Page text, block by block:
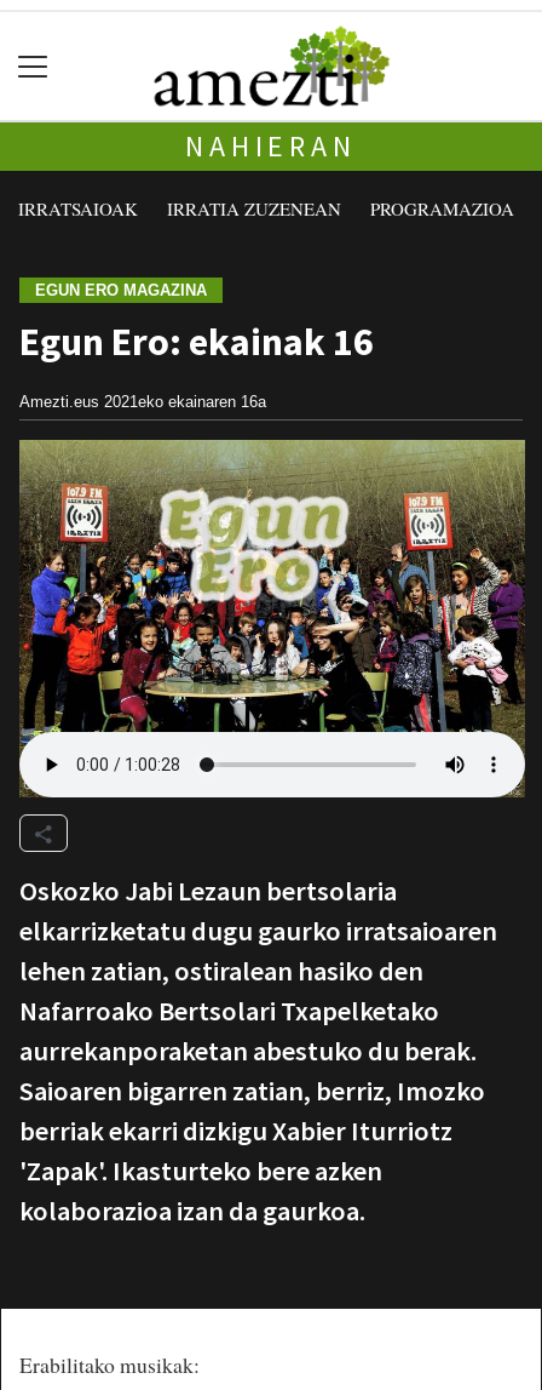
NAHIERAN
IRRATSAIOAK IRRATIA ZUZENEAN PROGRAMAZIOA
EGUN ERO MAGAZINA
Egun Ero: ekainak 16
Amezti.eus 2021eko ekainaren 16a
Oskozko Jabi Lezaun bertsolaria
elkarrizketatu dugu gaurko irratsaioaren
lehen zatian, ostiralean hasiko den
Nafarroako Bertsolari Txapelketako
aurrekanporaketan abestuko du berak.
Saioaren bigarren zatian, berriz, Imozko
berriak ekarri dizkigu Xabier Iturriotz
'Zapak'. Ikasturteko bere azken
kolaborazioa izan da gaurkoa.
Erabilitako musikak: